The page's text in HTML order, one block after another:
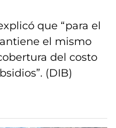
que “para el
el mismo
del costo
(DIB)